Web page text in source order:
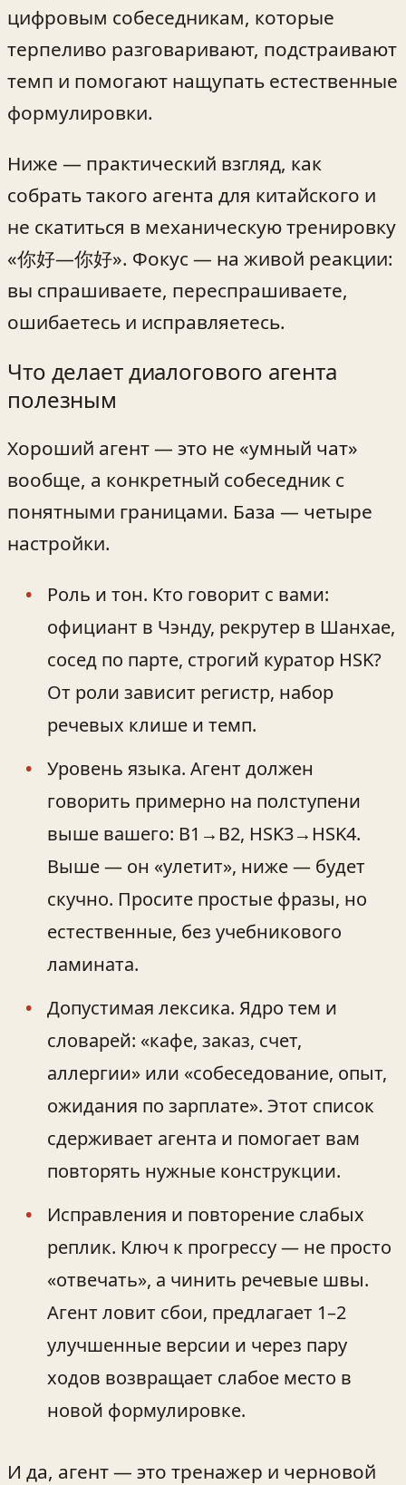
цифровым собеседникам, которые
терпеливо разговаривают, подстраивают
темп и помогают нащупать естественные
формулировки.
Ниже — практический взгляд, как
собрать такого агента для китайского и
не скатиться в механическую тренировку
«你好—你好». Фокус — на живой реакции:
вы спрашиваете, переспрашиваете,
ошибаетесь и исправляетесь.
Что делает диалогового агента
полезным
Хороший агент — это не «умный чат»
вообще, а конкретный собеседник с
понятными границами. База — четыре
настройки.
Роль и тон. Кто говорит с вами:
официант в Чэнду, рекрутер в Шанхае,
сосед по парте, строгий куратор HSK?
От роли зависит регистр, набор
речевых клише и темп.
Уровень языка. Агент должен
говорить примерно на полступени
выше вашего: B1→B2, HSK3→HSK4.
Выше — он «улетит», ниже — будет
скучно. Просите простые фразы, но
естественные, без учебникового
ламината.
Допустимая лексика. Ядро тем и
словарей: «кафе, заказ, счет,
аллергии» или «собеседование, опыт,
ожидания по зарплате». Этот список
сдерживает агента и помогает вам
повторять нужные конструкции.
Исправления и повторение слабых
реплик. Ключ к прогрессу — не просто
«отвечать», а чинить речевые швы.
Агент ловит сбои, предлагает 1–2
улучшенные версии и через пару
ходов возвращает слабое место в
новой формулировке.
И да, агент — это тренажер и черновой